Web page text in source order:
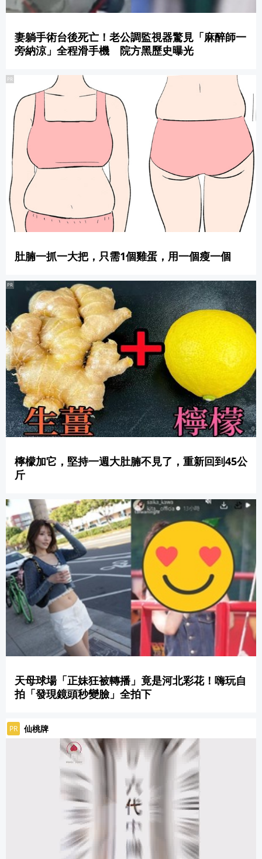
妻躺手術台後死亡！老公調監視器驚見「麻醉師一
旁納涼」全程滑手機 院方黑歷史曝光
肚腩一抓一大把，只需1個雞蛋，用一個瘦一個
PR
檸檬加它，堅持一週大肚腩不見了，重新回到45公
斤
PR
天母球場「正妹狂被轉播」竟是河北彩花！嗨玩自
拍「發現鏡頭秒變臉」全拍下
PR 仙桃牌